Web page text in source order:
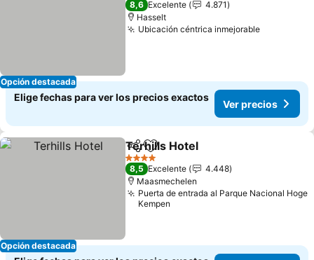
Opción destacada
8,6 Excelente
4.871
Hasselt
Ubicación céntrica inmejorable
Elige fechas para ver los precios exactos
Ver precios
Opción destacada
Compartir
Agregar a favoritos
Terhills Hotel
4 Estrellas
8,5 Excelente
4.448
Maasmechelen
Puerta de entrada al Parque Nacional Hoge
Kempen